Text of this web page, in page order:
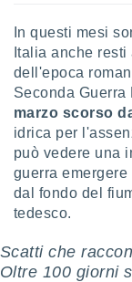
non
dei
Web
il
noi e i
In questi mesi
Italia anche
dell'epoca
Seconda Guerra
marzo scorso
idrica per
può vedere una
guerra
dal fondo del
tedesco.
Scatti che
Oltre 100 giorni